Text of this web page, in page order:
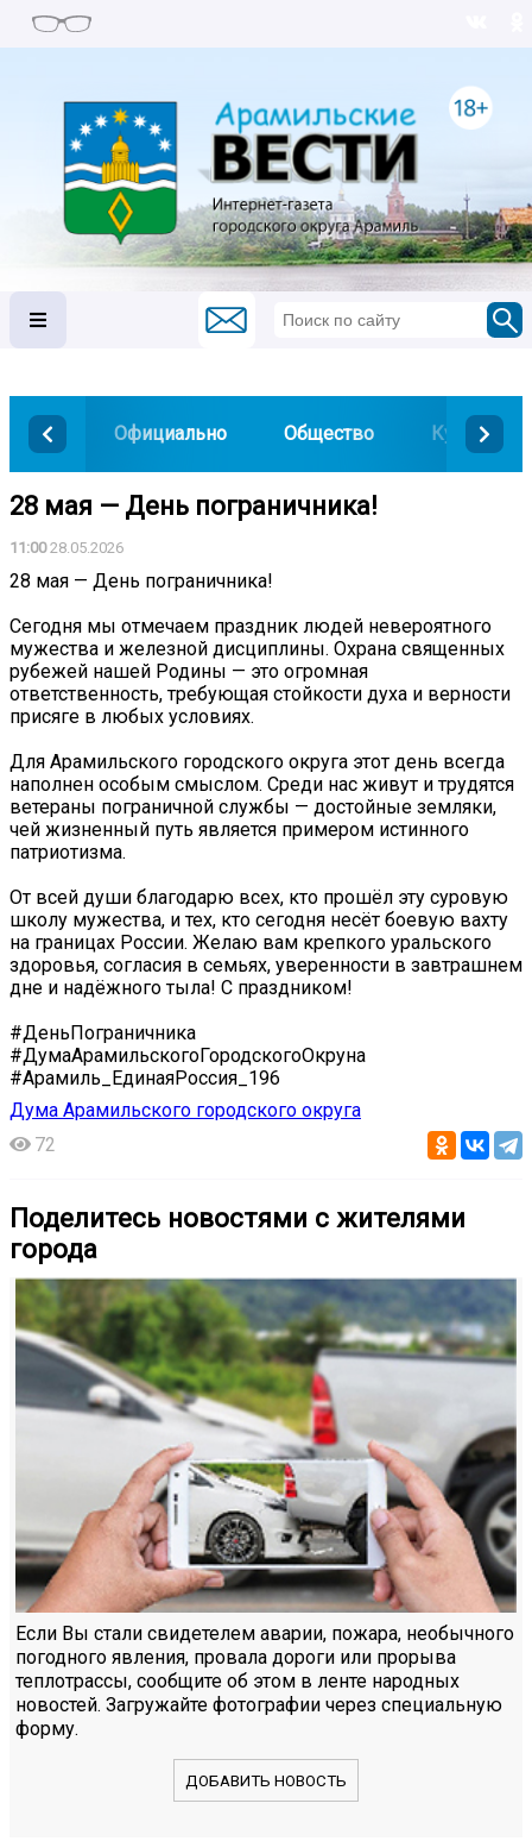
Официально Общество Культура
28 мая — День пограничника!
11:0028.05.2026
28 мая — День пограничника!
Сегодня мы отмечаем праздник людей невероятного
мужества и железной дисциплины. Охрана священных
рубежей нашей Родины — это огромная
ответственность, требующая стойкости духа и верности
присяге в любых условиях.
Для Арамильского городского округа этот день всегда
наполнен особым смыслом. Среди нас живут и трудятся
ветераны пограничной службы — достойные земляки,
чей жизненный путь является примером истинного
патриотизма.
От всей души благодарю всех, кто прошёл эту суровую
школу мужества, и тех, кто сегодня несёт боевую вахту
на границах России. Желаю вам крепкого уральского
здоровья, согласия в семьях, уверенности в завтрашнем
дне и надёжного тыла! С праздником!
#ДеньПограничника
#ДумаАрамильскогоГородскогоОкруна
#Арамиль_ЕдинаяРоссия_196
Дума Арамильского городского округа
72
Поделитесь новостями с жителями
города
Если Вы стали свидетелем аварии, пожара, необычного
погодного явления, провала дороги или прорыва
теплотрассы, сообщите об этом в ленте народных
новостей. Загружайте фотографии через специальную
форму.
ДОБАВИТЬ НОВОСТЬ